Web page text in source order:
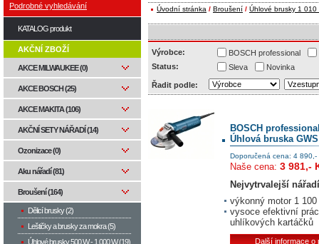
Úvodní stránka / Broušení / Úhlové brusky 1 010
Výrobce:
BOSCH professional
Status:
Sleva Novinka
Řadit podle:
BOSCH
Úhlová bruska GWS
Doporučená cena: 4 890,-
Naše cena: 3 981,-
Nejvytrvalejší
výkonný motor 1
vysoce efektivní
uhlíkových kartáčků
Další informace o
Podrobné vyhledávání
KATALOG produkt
AKČNÍ ZBOŽÍ
AKCE MILWAUKEE (0)
AKCE BOSCH (25)
AKCE MAKITA (106)
AKČNÍ SETY NÁŘADÍ (14)
Ozonizace (0)
Aku nářadí (81)
Broušení (164)
Dělicí brusky (2)
Leštičky a brusky za mokra (5)
Úhlové brusky 500 W­ - 1 000 W (19)